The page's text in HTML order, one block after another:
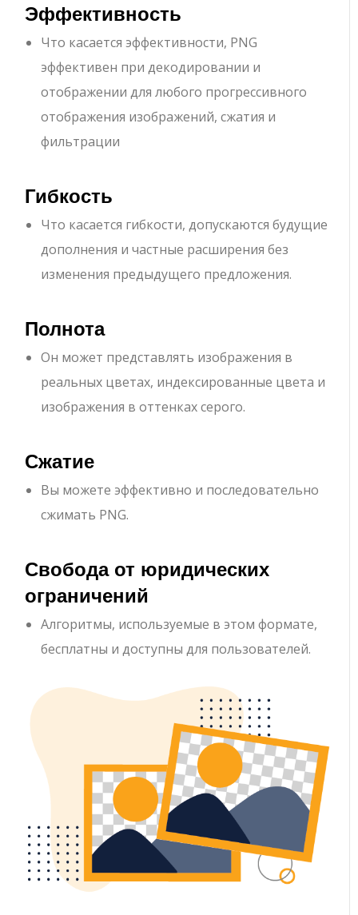
Эффективность
Что касается эффективности, PNG
эффективен при декодировании и
отображении для любого прогрессивного
отображения изображений, сжатия и
фильтрации
Гибкость
Что касается гибкости, допускаются будущие
дополнения и частные расширения без
изменения предыдущего предложения.
Полнота
Он может представлять изображения в
реальных цветах, индексированные цвета и
изображения в оттенках серого.
Сжатие
Вы можете эффективно и последовательно
сжимать PNG.
Свобода от юридических
ограничений
Алгоритмы, используемые в этом формате,
бесплатны и доступны для пользователей.